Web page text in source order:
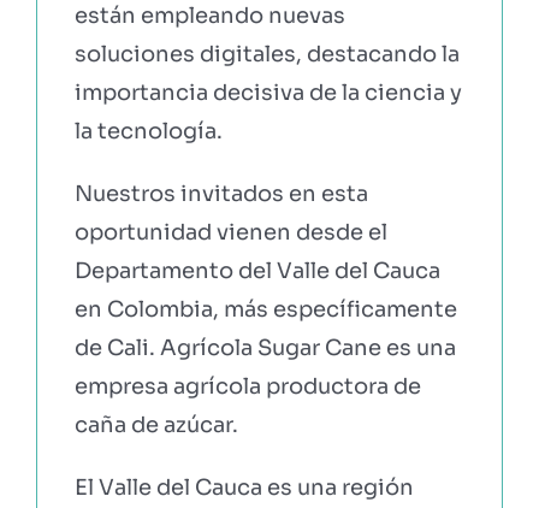
están empleando nuevas
soluciones digitales, destacando la
importancia decisiva de la ciencia y
la tecnología.
Nuestros invitados en esta
oportunidad vienen desde el
Departamento del Valle del Cauca
en Colombia, más específicamente
de Cali. Agrícola Sugar Cane es una
empresa agrícola productora de
caña de azúcar.
El Valle del Cauca es una región